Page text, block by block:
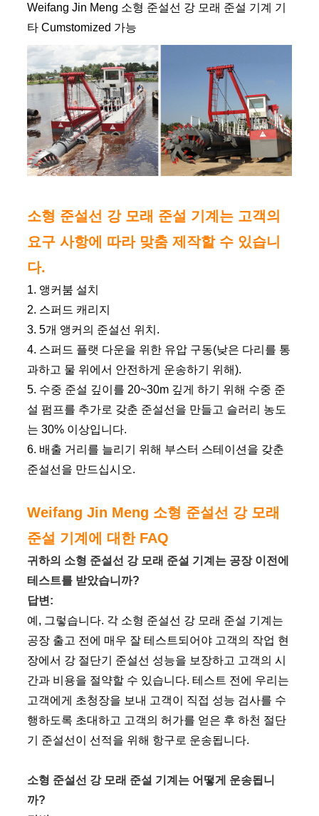
Weifang Jin Meng 소형 준설선 강 모래 준설 기계 기
타 Cumstomized 가능
소형 준설선 강 모래 준설 기계는 고객의
요구 사항에 따라 맞춤 제작할 수 있습니
다.
1. 앵커붐 설치
2. 스퍼드 캐리지
3. 5개 앵커의 준설선 위치.
4. 스퍼드 플랫 다운을 위한 유압 구동(낮은 다리를 통
과하고 물 위에서 안전하게 운송하기 위해).
5. 수중 준설 깊이를 20~30m 깊게 하기 위해 수중 준
설 펌프를 추가로 갖춘 준설선을 만들고 슬러리 농도
는 30% 이상입니다.
6. 배출 거리를 늘리기 위해 부스터 스테이션을 갖춘
준설선을 만드십시오.
Weifang Jin Meng 소형 준설선 강 모래
준설 기계에 대한 FAQ
귀하의 소형 준설선 강 모래 준설 기계는 공장 이전에
테스트를 받았습니까?
답변:
예, 그렇습니다. 각 소형 준설선 강 모래 준설 기계는
공장 출고 전에 매우 잘 테스트되어야 고객의 작업 현
장에서 강 절단기 준설선 성능을 보장하고 고객의 시
간과 비용을 절약할 수 있습니다. 테스트 전에 우리는
고객에게 초청장을 보내 고객이 직접 성능 검사를 수
행하도록 초대하고 고객의 허가를 얻은 후 하천 절단
기 준설선이 선적을 위해 항구로 운송됩니다.
소형 준설선 강 모래 준설 기계는 어떻게 운송됩니
까?